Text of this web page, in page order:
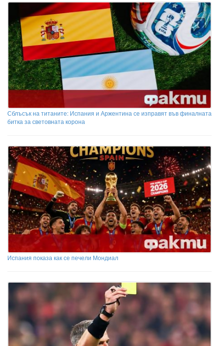
Сблъсък на титаните: Испания и Аржентина се изправят във финалната
битка за световната корона
Испания показа как се печели Мондиал